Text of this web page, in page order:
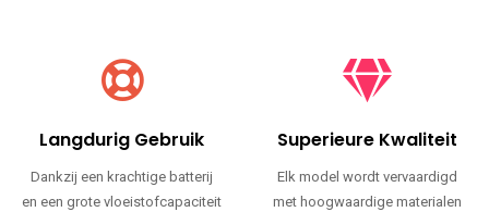
Langdurig Gebruik
Dankzij een krachtige batterij
en een grote vloeistofcapaciteit
Superieure Kwaliteit
Elk model wordt vervaardigd
met hoogwaardige materialen